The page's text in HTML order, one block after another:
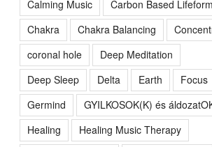
Calming Music
Carbon Based
Chakra
Chakra Balancing
coronal hole
Deep Meditation
Deep Sleep
Delta Earth
Focus
Germind
GYILKOSOK(K) és
Healing
Healing Music Therapy